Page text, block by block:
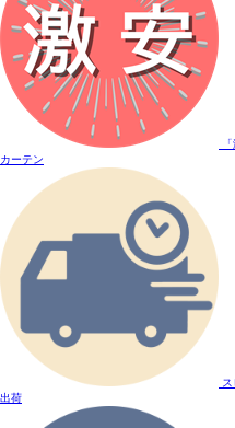
カーテン
ス
出荷